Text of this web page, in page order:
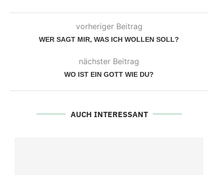
vorheriger Beitrag
WER SAGT MIR, WAS ICH WOLLEN SOLL?
nächster Beitrag
WO IST EIN GOTT WIE DU?
AUCH INTERESSANT